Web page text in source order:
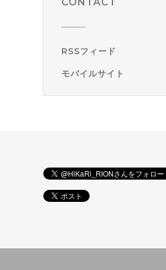
RSSフィード
モバイルサイト